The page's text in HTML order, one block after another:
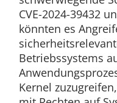
CVE-2024-39432
könnten es
Betriebssystems
Kernel